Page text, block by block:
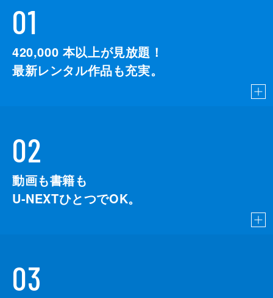
01
420,000 本以上が見放題！
最新レンタル作品も充実。
02
動画も書籍も
U-NEXTひとつでOK。
03